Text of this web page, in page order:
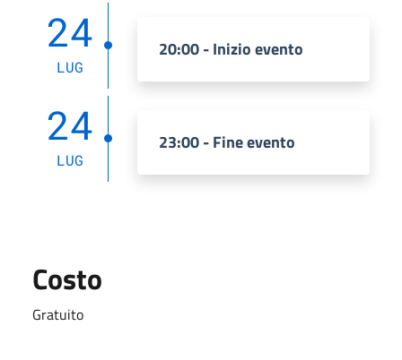
24
LUG
20:00 - Inizio evento
24
LUG
23:00 - Fine evento
Costo
Gratuito